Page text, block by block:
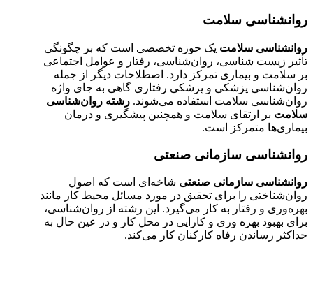
روانشناسی سلامت
روانشناسی سلامت یک حوزه تخصصی است که بر چگونگی
تأثیر زیست شناسی، روان‌شناسی، رفتار و عوامل اجتماعی
بر سلامت و بیماری تمرکز دارد. اصطلاحات دیگر از جمله
روان‌شناسی پزشکی و پزشکی رفتاری گاهی به جای واژه
روان‌شناسی سلامت استفاده می‌شوند. رشته روان‌شناسی
سلامت بر ارتقای سلامت و همچنین پیشگیری و درمان
بیماری‌ها متمرکز است.
روانشناسی سازمانی صنعتی
روانشناسی سازمانی صنعتی شاخه‌ای است که اصول
روان‌شناختی را برای تحقیق در مورد مسائل محیط کار مانند
بهره‌وری و رفتار به کار می‌گیرد. این رشته از روان‌شناسی،
برای بهبود بهره وری و کارایی در محل کار و در عین حال به
حداکثر رساندن رفاه کارکنان کار می‌کند.